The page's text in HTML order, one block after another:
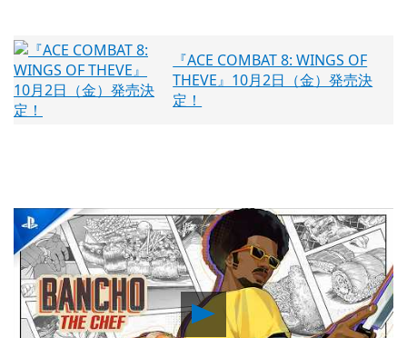
『ACE COMBAT 8: WINGS OF
THEVE』10月2日（金）発売決
定！
Play
Video